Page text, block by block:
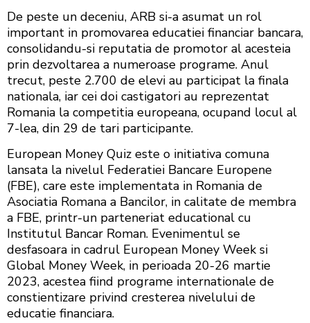
De peste un deceniu, ARB si-a asumat un rol
important in promovarea educatiei financiar bancara,
consolidandu-si reputatia de promotor al acesteia
prin dezvoltarea a numeroase programe. Anul
trecut, peste 2.700 de elevi au participat la finala
nationala, iar cei doi castigatori au reprezentat
Romania la competitia europeana, ocupand locul al
7-lea, din 29 de tari participante.
European Money Quiz este o initiativa comuna
lansata la nivelul Federatiei Bancare Europene
(FBE), care este implementata in Romania de
Asociatia Romana a Bancilor, in calitate de membra
a FBE, printr-un parteneriat educational cu
Institutul Bancar Roman. Evenimentul se
desfasoara in cadrul European Money Week si
Global Money Week, in perioada 20-26 martie
2023, acestea fiind programe internationale de
constientizare privind cresterea nivelului de
educatie financiara.